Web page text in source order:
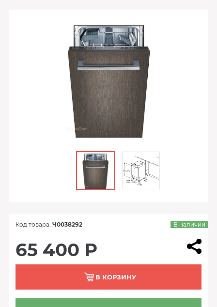
Код товара: Ч0038292 В наличии
65 400 Р
В КОРЗИНУ